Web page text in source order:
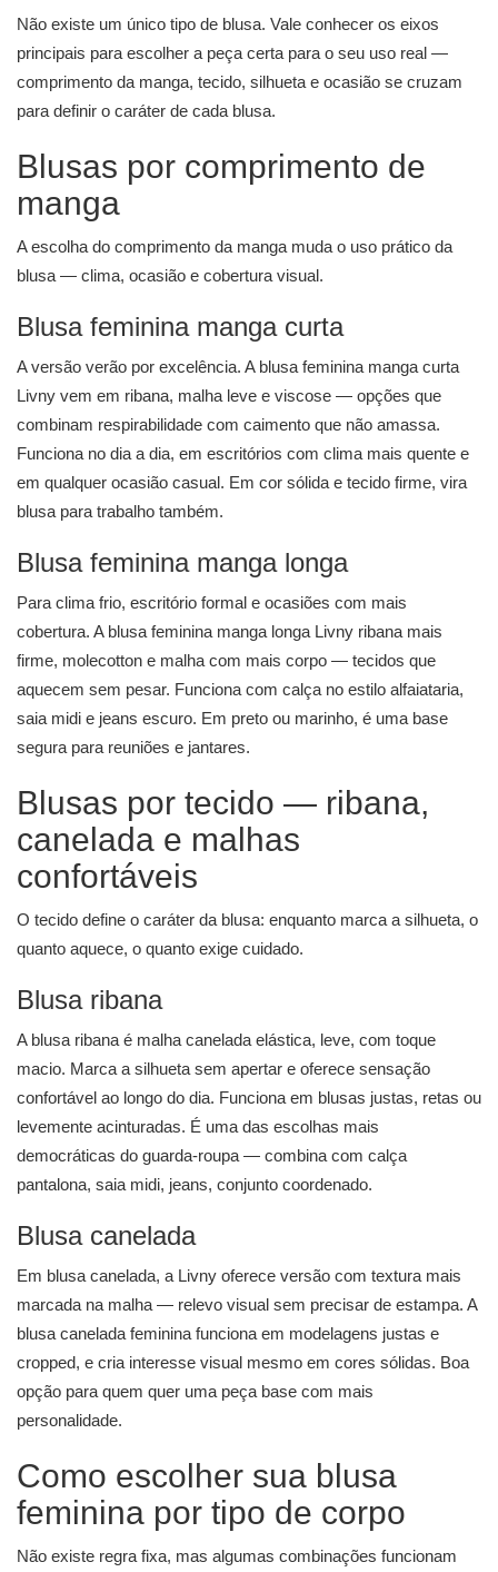
Não existe um único tipo de blusa. Vale conhecer os eixos
principais para escolher a peça certa para o seu uso real —
comprimento da manga, tecido, silhueta e ocasião se cruzam
para definir o caráter de cada blusa.
Blusas por comprimento de
manga
A escolha do comprimento da manga muda o uso prático da
blusa — clima, ocasião e cobertura visual.
Blusa feminina manga curta
A versão verão por excelência. A blusa feminina manga curta
Livny vem em ribana, malha leve e viscose — opções que
combinam respirabilidade com caimento que não amassa.
Funciona no dia a dia, em escritórios com clima mais quente e
em qualquer ocasião casual. Em cor sólida e tecido firme, vira
blusa para trabalho também.
Blusa feminina manga longa
Para clima frio, escritório formal e ocasiões com mais
cobertura. A blusa feminina manga longa Livny ribana mais
firme, molecotton e malha com mais corpo — tecidos que
aquecem sem pesar. Funciona com calça no estilo alfaiataria,
saia midi e jeans escuro. Em preto ou marinho, é uma base
segura para reuniões e jantares.
Blusas por tecido — ribana,
canelada e malhas
confortáveis
O tecido define o caráter da blusa: enquanto marca a silhueta, o
quanto aquece, o quanto exige cuidado.
Blusa ribana
A blusa ribana é malha canelada elástica, leve, com toque
macio. Marca a silhueta sem apertar e oferece sensação
confortável ao longo do dia. Funciona em blusas justas, retas ou
levemente acinturadas. É uma das escolhas mais
democráticas do guarda-roupa — combina com calça
pantalona, saia midi, jeans, conjunto coordenado.
Blusa canelada
Em blusa canelada, a Livny oferece versão com textura mais
marcada na malha — relevo visual sem precisar de estampa. A
blusa canelada feminina funciona em modelagens justas e
cropped, e cria interesse visual mesmo em cores sólidas. Boa
opção para quem quer uma peça base com mais
personalidade.
Como escolher sua blusa
feminina por tipo de corpo
Não existe regra fixa, mas algumas combinações funcionam